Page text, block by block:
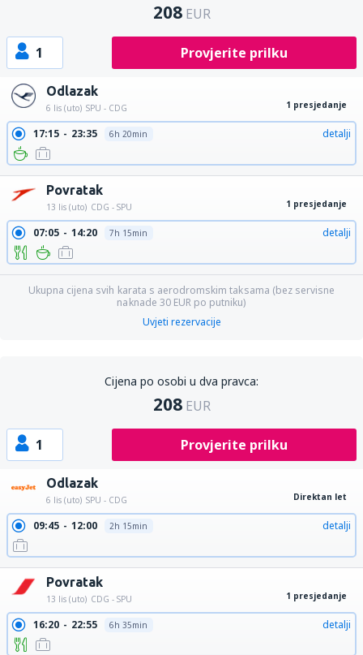
208 EUR
1 Provjerite prilku
Odlazak
6 lis (uto) SPU - CDG 1 presjedanje
17:15 23:35 6h 20min detalji
Povratak
13 lis (uto) CDG - SPU 1 presjedanje
07:05 14:20 7h 15min detalji
Ukupna cijena svih karata s aerodromskim taksama (bez servisne
naknade 30 EUR po putniku)
Uvjeti rezervacije
Cijena po osobi u dva pravca:
208 EUR
1 Provjerite prilku
Odlazak
6 lis (uto) SPU - CDG Direktan let
09:45 12:00 2h 15min detalji
Povratak
13 lis (uto) CDG - SPU 1 presjedanje
16:20 22:55 6h 35min detalji